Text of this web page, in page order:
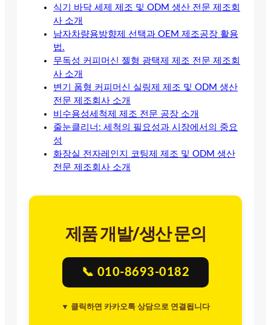
식기 바닥 세제 제조 및 ODM 생산 전문 제조회
사 소개
남자차량용방향제 선택과 OEM 제조공장 활용
법.
무독성 커피머신 젤형 광택제 제조 전문 제조회
사 소개
변기 폼형 커피머신 실링제 제조 및 ODM 생산
전문 제조회사 소개
비수용성세척제 제조 전문 공장 소개
줄눈클리너: 세척의 필요성과 시장에서의 중요
성
화장실 전자레인지 코팅제 제조 및 ODM 생산
전문 제조회사 소개
제품 개발/생산 문의
📞 010-8693-0182
▼ 클릭하면 카카오톡 상담으로 연결됩니다